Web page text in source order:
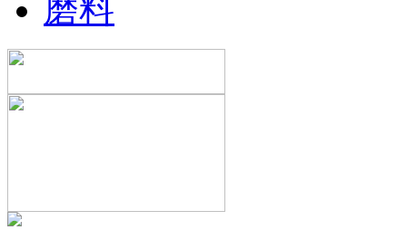
磨料